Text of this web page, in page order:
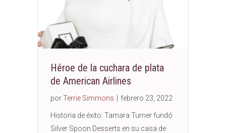
Héroe de la cuchara de plata
de American Airlines
porTerrie Simmons febrero 23, 2022
Historia de éxito: Tamara Turner fundó
Silver Spoon Desserts en su casa de